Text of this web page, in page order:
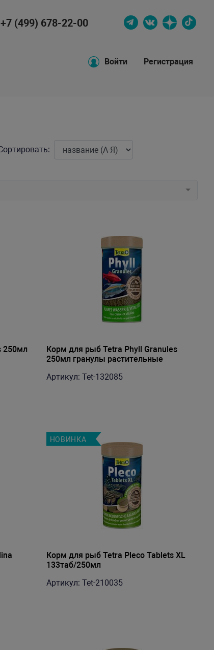
+7 (499) 678-22-00
Войти Регистрация
250мл
Корм для рыб Tetra Phyll Granules
250мл гранулы растительные
Артикул: Tet-132085
Корм для рыб Tetra Pleco Tablets XL
133таб/250мл
Артикул: Tet-210035
НОВИНКА